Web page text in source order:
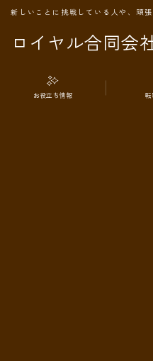
ロイヤル合同会
新しいことに挑戦している人や、頑
MENU
TOPページ
お役立ち情報